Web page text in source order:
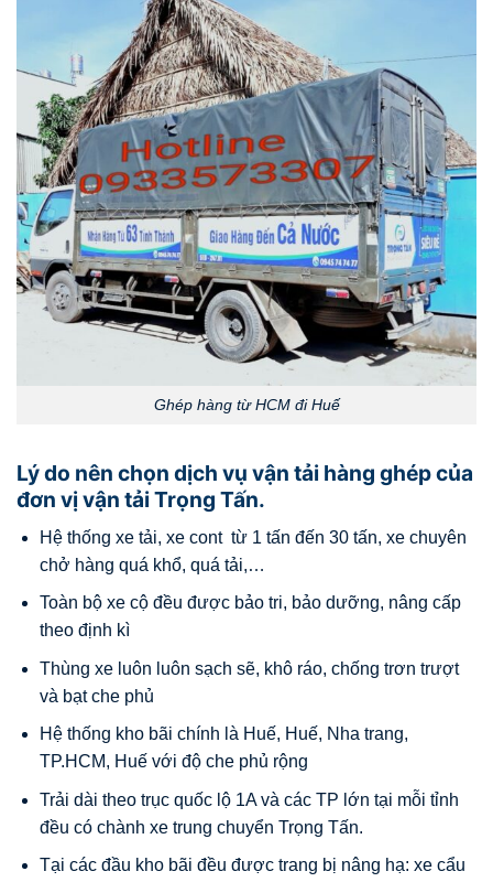
Ghép hàng từ HCM đi Huế
Lý do nên chọn dịch vụ vận tải hàng ghép của
đơn vị vận tải Trọng Tấn.
Hệ thống xe tải, xe cont từ 1 tấn đến 30 tấn, xe chuyên
chở hàng quá khổ, quá tải,…
Toàn bộ xe cộ đều được bảo tri, bảo dưỡng, nâng cấp
theo định kì
Thùng xe luôn luôn sạch sẽ, khô ráo, chống trơn trượt
và bạt che phủ
Hệ thống kho bãi chính là Huế, Huế, Nha trang,
TP.HCM, Huế với độ che phủ rộng
Trải dài theo trục quốc lộ 1A và các TP lớn tại mỗi tỉnh
đều có chành xe trung chuyển Trọng Tấn.
Tại các đầu kho bãi đều được trang bị nâng hạ: xe cẩu